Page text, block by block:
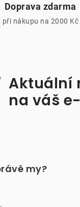
Doprava zdarma
při nákupu na 2000 Kč
Aktuální
na váš
my?